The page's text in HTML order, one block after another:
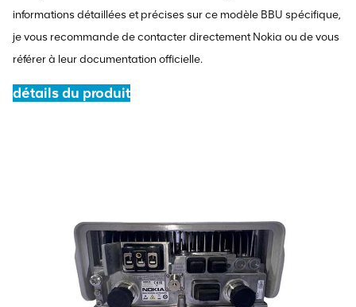
informations détaillées et précises sur ce modèle BBU spécifique,
je vous recommande de contacter directement Nokia ou de vous
référer à leur documentation officielle.
détails du produit